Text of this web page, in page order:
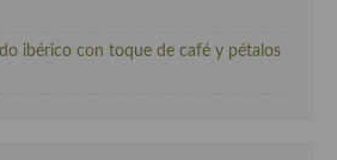
ibérico con toque de café y pétalos